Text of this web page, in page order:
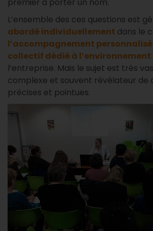
L’ensemble des ces questions est
abordé individuellement dans le
l’accompagnement personnalisé
collectif dédié à
l’entreprise. Mais le sujet est très
complexe et souvent révélateur de
précises et pointues.